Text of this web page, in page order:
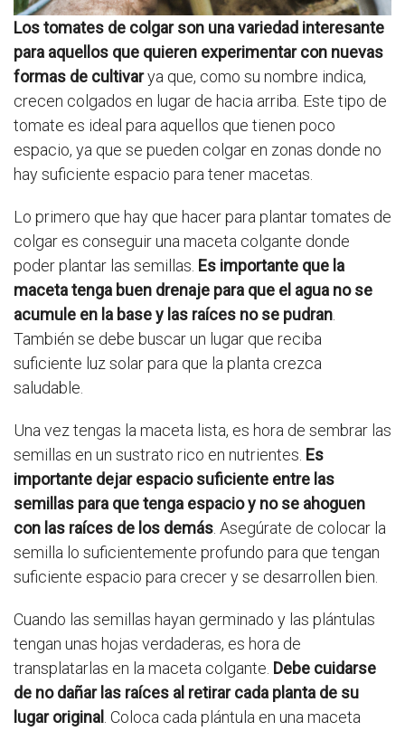
Los tomates de colgar son una variedad interesante
para aquellos que quieren experimentar con nuevas
formas de cultivarya que, como su nombre indica,
crecen colgados en lugar de hacia arriba. Este tipo de
tomate es ideal para aquellos que tienen poco
espacio, ya que se pueden colgar en zonas donde no
hay suficiente espacio para tener macetas.
Lo primero que hay que hacer para plantar tomates de
colgar es conseguir una maceta colgante donde
poder plantar las semillas. Es importante que la
maceta tenga buen drenaje para que el agua no se
acumule en la base y las raíces no se pudran.
También se debe buscar un lugar que reciba
suficiente luz solar para que la planta crezca
saludable.
Una vez tengas la maceta lista, es hora de sembrar las
semillas en un sustrato rico en nutrientes. Es
importante dejar espacio suficiente entre las
semillas para que tenga espacio y no se ahoguen
con las raíces de los demás. Asegúrate de colocar la
semilla lo suficientemente profundo para que tengan
suficiente espacio para crecer y se desarrollen bien.
Cuando las semillas hayan germinado y las plántulas
tengan unas hojas verdaderas, es hora de
transplatarlas en la maceta colgante. Debe cuidarse
de no dañar las raíces al retirar cada planta de su
lugar original . Coloca cada plántula en una maceta